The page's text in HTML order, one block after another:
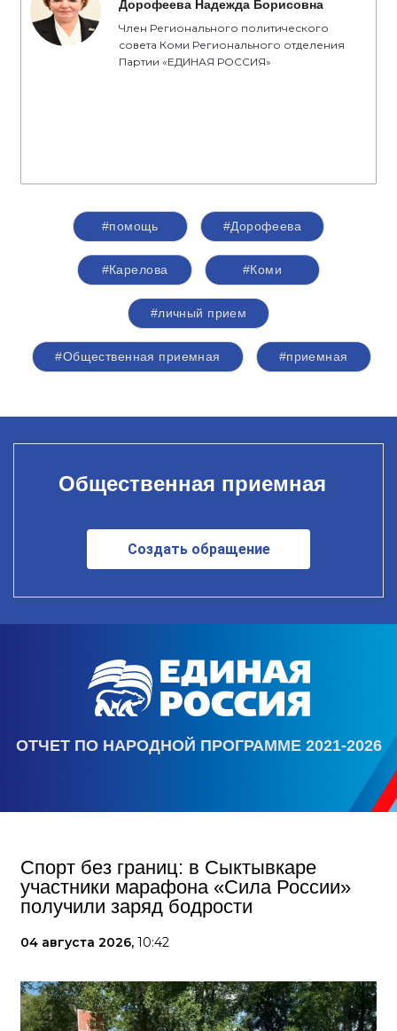
Дорофеева Надежда Борисовна
Член Регионального политического
совета Коми Регионального отделения
Партии «ЕДИНАЯ РОССИЯ»
#помощь #Дорофеева
#Карелова #Коми
#личный прием
#Общественная приемная #приемная
Общественная приемная
Создать обращение
ОТЧЕТ ПО НАРОДНОЙ ПРОГРАММЕ 2021-2026
Спорт без границ: в Сыктывкаре
участники марафона «Сила России»
получили заряд бодрости
04 августа 2026, 10:42